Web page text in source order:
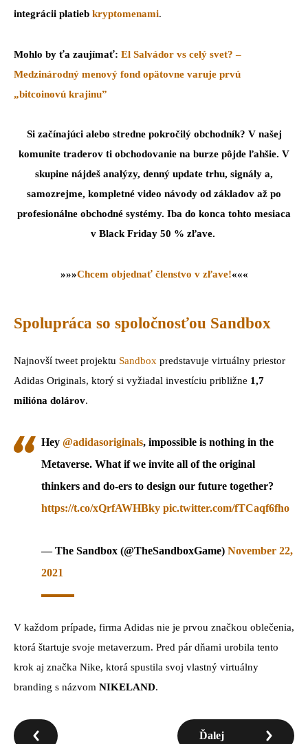
integrácii platieb kryptomenami.
Mohlo by ťa zaujímať: El Salvádor vs celý svet? –
Medzinárodný menový fond opätovne varuje prvú
„bitcoinovú krajinu”
Si začínajúci alebo stredne pokročilý obchodník? V našej
komunite traderov ti obchodovanie na burze pôjde ľahšie. V
skupine nájdeš analýzy, denný update trhu, signály a,
samozrejme, kompletné video návody od základov až po
profesionálne obchodné systémy. Iba do konca tohto mesiaca
v Black Friday 50 % zľave.
»»»Chcem objednať členstvo v zľave!«««
Spolupráca so spoločnosťou Sandbox
Najnovší tweet projektu Sandbox predstavuje virtuálny priestor
Adidas Originals, ktorý si vyžiadal investíciu približne 1,7
milióna dolárov.
Hey @adidasoriginals, impossible is nothing in the
Metaverse. What if we invite all of the original
thinkers and do-ers to design our future together?
https://t.co/xQrfAWHBky pic.twitter.com/fTCaqf6fho
— The Sandbox (@TheSandboxGame) November 22,
2021
V každom prípade, firma Adidas nie je prvou značkou oblečenia,
ktorá štartuje svoje metaverzum. Pred pár dňami urobila tento
krok aj značka Nike, ktorá spustila svoj vlastný virtuálny
branding s názvom NIKELAND.
Ďalej